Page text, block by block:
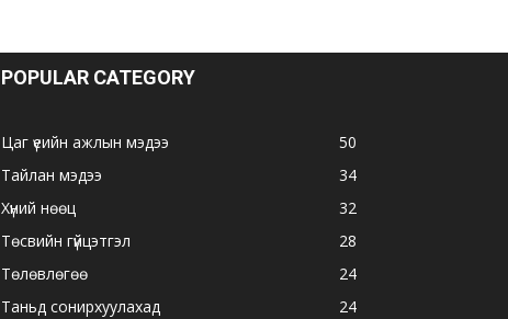
POPULAR CATEGORY
Цаг үеийн ажлын мэдээ
50
Тайлан мэдээ
34
Хүний нөөц
32
Төсвийн гүйцэтгэл
28
Төлөвлөгөө
24
Таньд сонирхуулахад
24